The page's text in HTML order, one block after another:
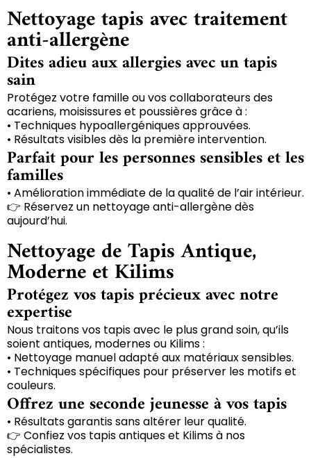
Nettoyage tapis avec traitement
anti-allergène
Dites adieu aux allergies avec un tapis
sain
Protégez votre famille ou vos collaborateurs des
acariens, moisissures et poussières grâce à :
• Techniques hypoallergéniques approuvées.
• Résultats visibles dès la première intervention.
Parfait pour les personnes sensibles et les
familles
• Amélioration immédiate de la qualité de l’air intérieur.
👉 Réservez un nettoyage anti-allergène dès
aujourd’hui.
Nettoyage de Tapis Antique,
Moderne et Kilims
Protégez vos tapis précieux avec notre
expertise
Nous traitons vos tapis avec le plus grand soin, qu’ils
soient antiques, modernes ou Kilims :
• Nettoyage manuel adapté aux matériaux sensibles.
• Techniques spécifiques pour préserver les motifs et
couleurs.
Offrez une seconde jeunesse à vos tapis
• Résultats garantis sans altérer leur qualité.
👉 Confiez vos tapis antiques et Kilims à nos
spécialistes.